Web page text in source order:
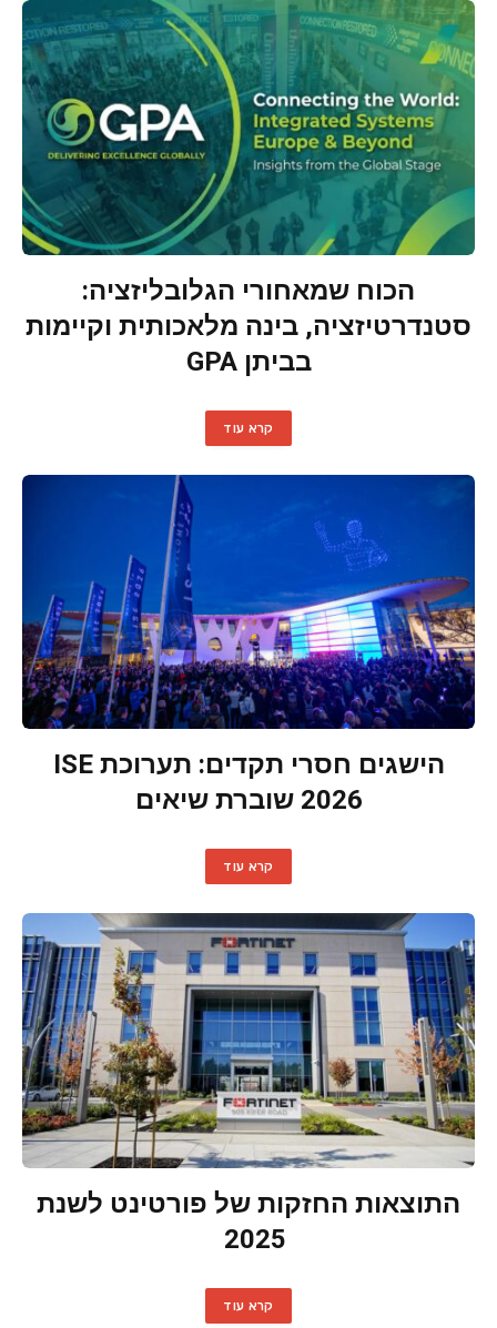
הכוח שמאחורי הגלובליזציה:
סטנדרטיזציה, בינה מלאכותית וקיימות
בביתן GPA
קרא עוד
הישגים חסרי תקדים: תערוכת ISE
2026 שוברת שיאים
קרא עוד
התוצאות החזקות של פורטינט לשנת
2025
קרא עוד